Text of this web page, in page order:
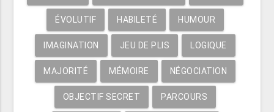
ÉVOLUTIF HABILETÉ HUMOUR
IMAGINATION JEU DE PLIS LOGIQUE
MAJORITÉ MÉMOIRE NÉGOCIATION
OBJECTIF SECRET PARCOURS